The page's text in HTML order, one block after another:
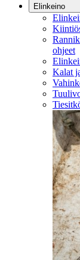
Elinkeino
ohjeet
Kalat